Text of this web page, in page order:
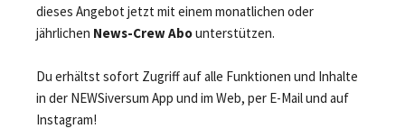
dieses Angebot jetzt mit einem monatlichen oder
jährlichen News-Crew Abounterstützen.
Du erhältst sofort Zugriff auf alle Funktionen und Inhalte
in der NEWSiversum App und im Web, per E-Mail und auf
Instagram!